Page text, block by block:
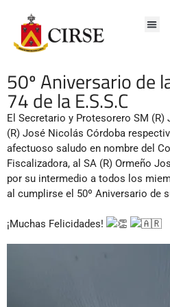
50º Aniversario de
74 de la E.S.S.C
El Secretario y Protesorero SM (R)
(R) José Nicolás Córdoba
afectuoso saludo en nombre del
Fiscalizadora, al SA (R) Ormeño
por su intermedio a todos los
al cumplirse el 50º Aniversario de
¡Muchas Felicidades!